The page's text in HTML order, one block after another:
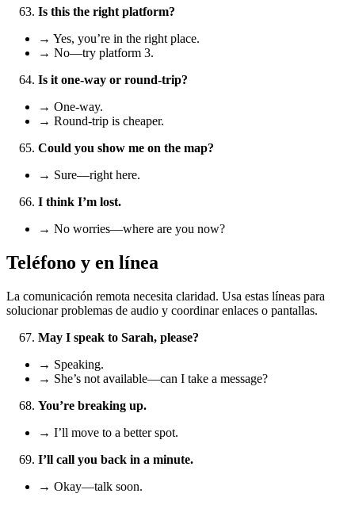
Is this the right platform?
→ Yes, you’re in the right place.
→ No—try platform 3.
Is it one-way or round-trip?
→ One-way.
→ Round‑trip is cheaper.
Could you show me on the map?
→ Sure—right here.
I think I’m lost.
→ No worries—where are you now?
Teléfono y en línea
La comunicación remota necesita claridad. Usa estas líneas para
solucionar problemas de audio y coordinar enlaces o pantallas.
May I speak to Sarah, please?
→ Speaking.
→ She’s not available—can I take a message?
You’re breaking up.
→ I’ll move to a better spot.
I’ll call you back in a minute.
→ Okay—talk soon.